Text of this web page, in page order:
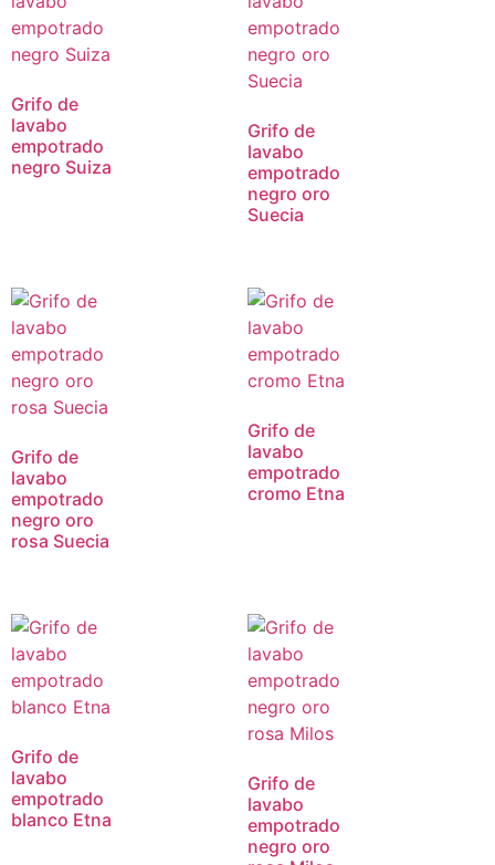
Grifo de
lavabo
empotrado
negro Suiza
Grifo de
lavabo
empotrado
negro oro
Suecia
Grifo de
lavabo
empotrado
negro oro
rosa Suecia
Grifo de
lavabo
empotrado
cromo Etna
Grifo de
lavabo
empotrado
blanco Etna
Grifo de
lavabo
empotrado
negro oro